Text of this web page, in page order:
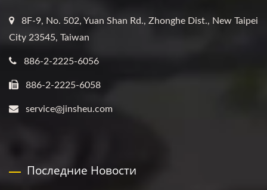
8F-9, No. 502, Yuan Shan Rd., Zhonghe Dist., New Taipei
City 23545, Taiwan
886-2-2225-6056
886-2-2225-6058
service@jinsheu.com
Последние Новости